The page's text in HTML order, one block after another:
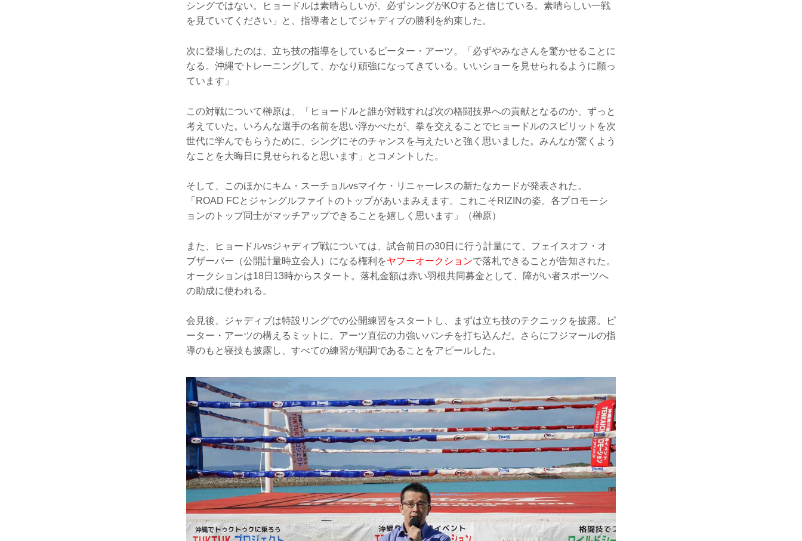
シングではない。ヒョードルは素晴らしいが、必ずシングがKOすると信じている。素晴らしい一戦
を見ていてください」と、指導者としてジャディブの勝利を約束した。
次に登場したのは、立ち技の指導をしているピーター・アーツ。「必ずやみなさんを驚かせることに
なる。沖縄でトレーニングして、かなり頑強になってきている。いいショーを見せられるように願っ
ています」
この対戦について榊原は、「ヒョードルと誰が対戦すれば次の格闘技界への貢献となるのか、ずっと
考えていた。いろんな選手の名前を思い浮かべたが、拳を交えることでヒョードルのスピリットを次
世代に学んでもらうために、シングにそのチャンスを与えたいと強く思いました。みんなが驚くよう
なことを大晦日に見せられると思います」とコメントした。
そして、このほかにキム・スーチョルvsマイケ・リニャーレスの新たなカードが発表された。
「ROAD FCとジャングルファイトのトップがあいまみえます。これこそRIZINの姿。各プロモーシ
ョンのトップ同士がマッチアップできることを嬉しく思います」（榊原）
また、ヒョードルvsジャディブ戦については、試合前日の30日に行う計量にて、フェイスオフ・オ
ブザーバー（公開計量時立会人）になる権利をヤフーオークションで落札できることが告知された。
オークションは18日13時からスタート。落札金額は赤い羽根共同募金として、障がい者スポーツへ
の助成に使われる。
会見後、ジャディブは特設リングでの公開練習をスタートし、まずは立ち技のテクニックを披露。ピ
ーター・アーツの構えるミットに、アーツ直伝の力強いパンチを打ち込んだ。さらにフジマールの指
導のもと寝技も披露し、すべての練習が順調であることをアピールした。